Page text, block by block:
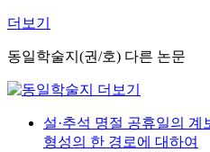
더보기
동일학술지(권/호) 다른 논문
설·추석 명절 공휴일의 계
형성의 한 경로에 대하여